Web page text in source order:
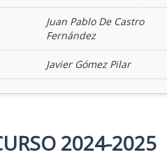
Juan Pablo De Castro
Fernández
Javier Gómez Pilar
2024-2025